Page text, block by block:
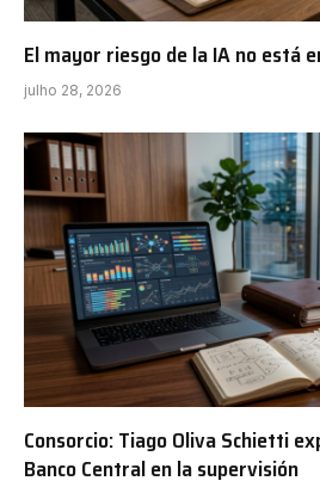
El mayor riesgo de la IA no está
julho 28, 2026
Consorcio: Tiago Oliva Schietti
Banco Central en la supervisión